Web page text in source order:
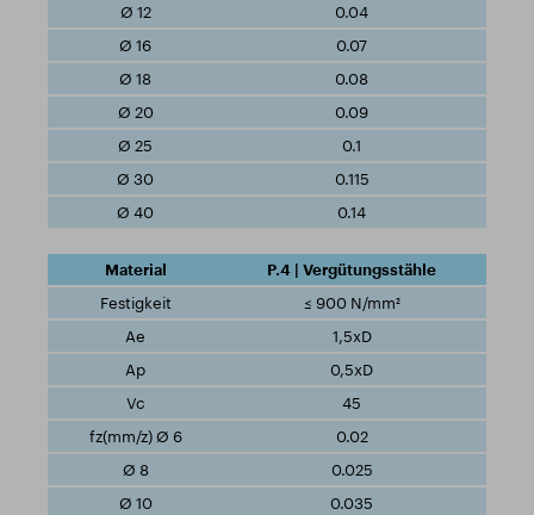
0.04
0.07
0.08
0.09
0.1
0.115
0.14
P.4 | Vergütungsstähle
≤ 900 N/mm²
1,5xD
0,5xD
45
0.02
0.025
0.035